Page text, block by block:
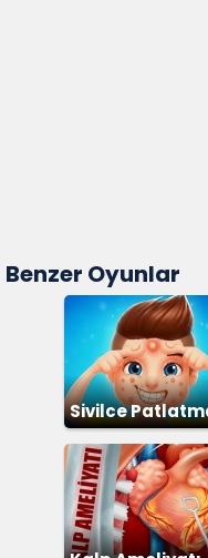
Benzer Oyunlar
Sivilce